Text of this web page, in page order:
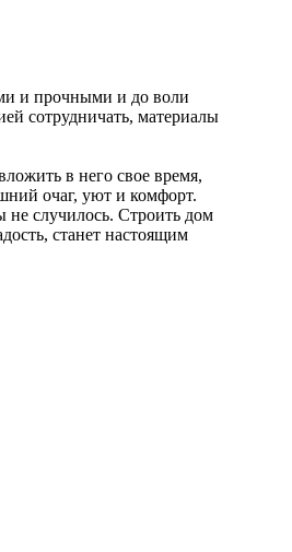
и прочными и до воли
сотрудничать, материалы
в него свое время,
очаг, уют и комфорт.
не случилось. Строить дом
станет настоящим